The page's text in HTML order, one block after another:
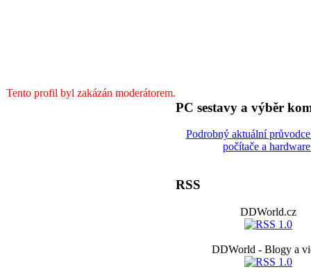
Tento profil byl zakázán moderátorem.
PC sestavy a výběr
Podrobný aktuální
počítače a
RSS
DDWorld.cz
DDWorld - Blogy a